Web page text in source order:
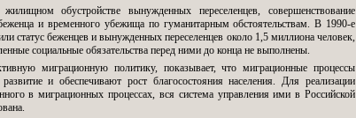
обустройстве вынужденных переселенцев, совершенствование
и временного убежища по гуманитарным обстоятельствам. В 1990-е
статус беженцев и вынужденных переселенцев около 1,5 миллиона человек,
социальные обязательства перед ними до конца не выполнены.
миграционную политику, показывает, что миграционные процессы
и обеспечивают рост благосостояния населения. Для реализации
в миграционных процессах, вся система управления ими в Российской